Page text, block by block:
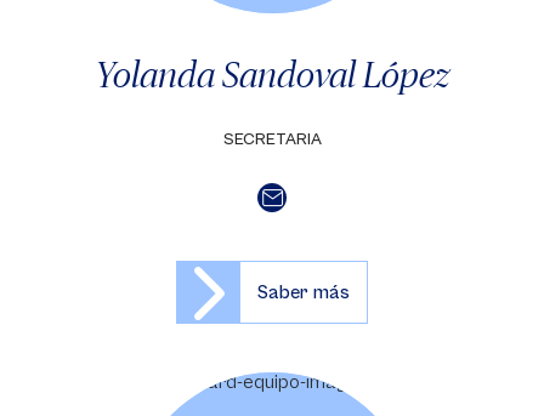
Yolanda Sandoval López
SECRETARIA
Saber más